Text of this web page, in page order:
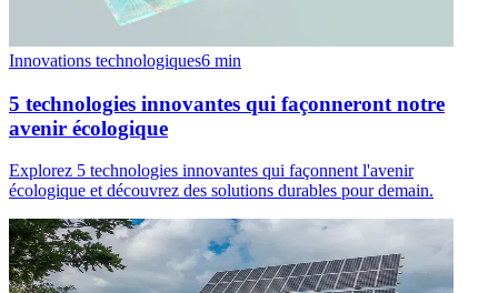
Innovations technologiques6 min
5 technologies innovantes qui façonneront notre
avenir écologique
Explorez 5 technologies innovantes qui façonnent l'avenir
écologique et découvrez des solutions durables pour demain.